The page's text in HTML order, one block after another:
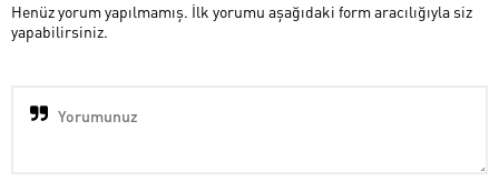
Henüz yorum yapılmamış. İlk yorumu aşağıdaki form aracılığıyla siz
yapabilirsiniz.